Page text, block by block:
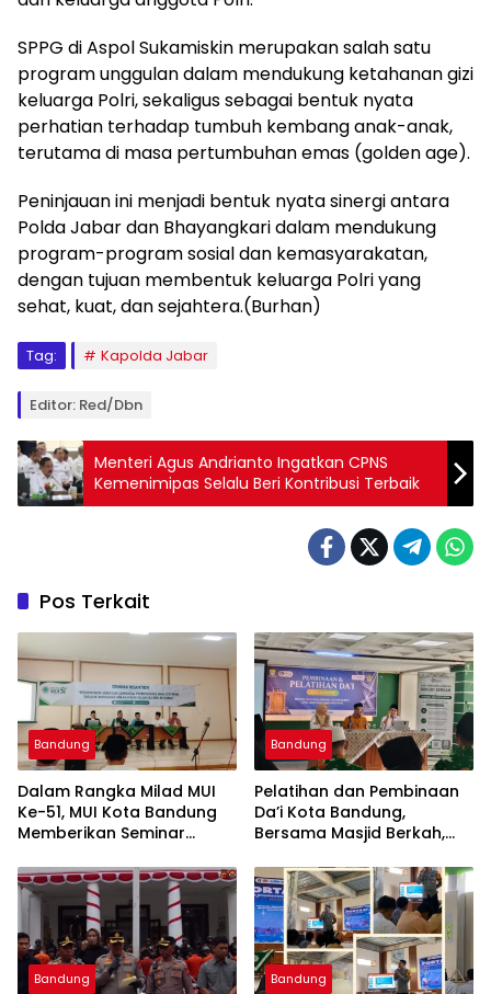
SPPG di Aspol Sukamiskin merupakan salah satu
program unggulan dalam mendukung ketahanan gizi
keluarga Polri, sekaligus sebagai bentuk nyata
perhatian terhadap tumbuh kembang anak-anak,
terutama di masa pertumbuhan emas (golden age).
Peninjauan ini menjadi bentuk nyata sinergi antara
Polda Jabar dan Bhayangkari dalam mendukung
program-program sosial dan kemasyarakatan,
dengan tujuan membentuk keluarga Polri yang
sehat, kuat, dan sejahtera.(Burhan)
Tag: Kapolda Jabar
Editor: Red/dbn
Menteri Agus Andrianto Ingatkan CPNS
Kemenimipas Selalu Beri Kontribusi Terbaik
Pos Terkait
Bandung
Dalam Rangka Milad MUI
Ke-51, MUI Kota Bandung
Memberikan Seminar
Pondok Pesantren di Kota
Bandung
Bandung
Pelatihan dan Pembinaan
Da’i Kota Bandung,
Bersama Masjid Berkah,
Bandung Bandung